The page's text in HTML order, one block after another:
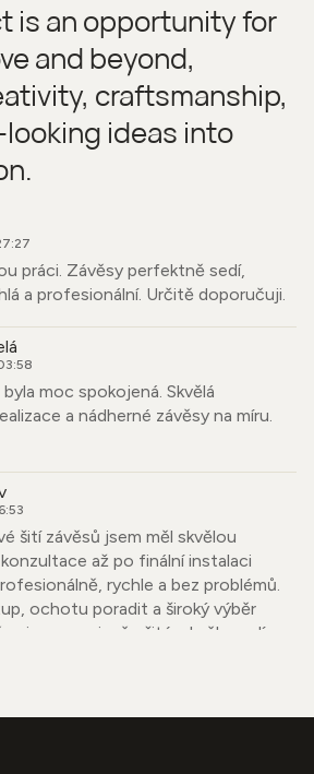
is an opportunity for
and beyond,
craftsmanship,
ideas into
práci. Závěsy perfektně sedí,
a profesionální. Určitě doporučuji.
moc spokojená. Skvělá
a nádherné závěsy na míru.
šití závěsů jsem měl skvělou
až po finální instalaci
rychle a bez problémů.
ochotu poradit a široký výběr
jsou precizně ušité, skvěle sedí a